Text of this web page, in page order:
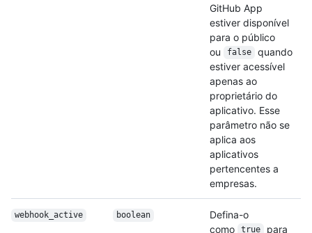
GitHub App
estiver disponível
para o público
ou
false
quando
estiver acessível
apenas ao
proprietário do
aplicativo. Esse
parâmetro não se
aplica aos
aplicativos
pertencentes a
empresas.
webhook_active boolean
Defina-o
como
true
para